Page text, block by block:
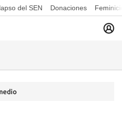
del SEN Donaciones